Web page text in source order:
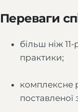
Переваги
більш ніж
практики;
комплексне
поставленої